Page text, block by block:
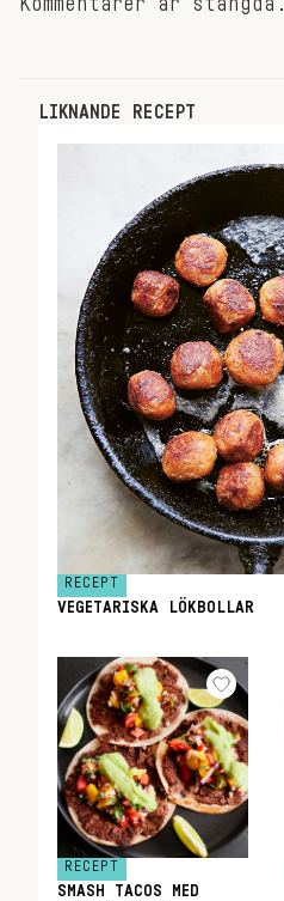
LIKNANDE RECEPT
RECEPT
VEGETARISKA LÖKBOLLAR
RECEPT
SMASH TACOS MED